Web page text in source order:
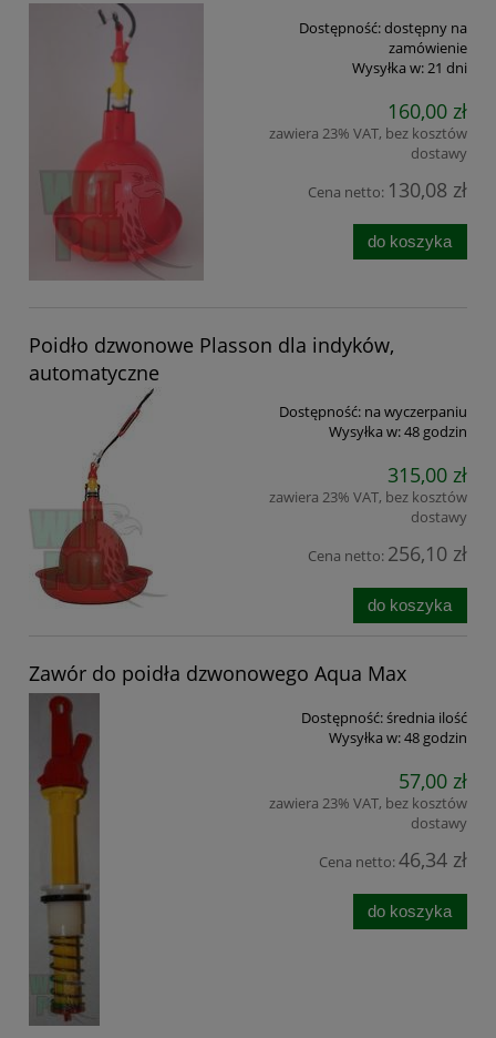
Dostępność:dostępny na
zamówienie
Wysyłka w:21 dni
160,00 zł
zawiera 23% VAT, bez kosztów
dostawy
Cena netto: 130,08 zł
do koszyka
Poidło dzwonowe Plasson dla indyków,
automatyczne
Dostępność: na wyczerpaniu
Wysyłka w:48 godzin
315,00 zł
zawiera 23% VAT, bez kosztów
dostawy
Cena netto: 256,10 zł
do koszyka
Zawór do poidła dzwonowego Aqua Max
Dostępność:średnia ilość
Wysyłka w:48 godzin
57,00 zł
zawiera 23% VAT, bez kosztów
dostawy
Cena netto:46,34 zł
do koszyka